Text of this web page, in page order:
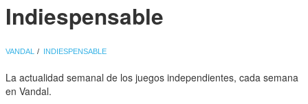
Indiespensable
VANDAL INDIESPENSABLE
La actualidad semanal de los juegos independientes, cada semana
en Vandal.